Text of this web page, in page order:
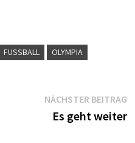
FUSSBALL OLYMPIA
NÄCHSTER BEITRAG
Es geht weiter